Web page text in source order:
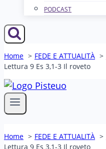
PODCAST
Home FEDE E ATTUALITÀ
Lettura 9 Es 3,1-3 Il roveto
Home FEDE E ATTUALITÀ
Lettura 9 Es 3,1-3 Il roveto